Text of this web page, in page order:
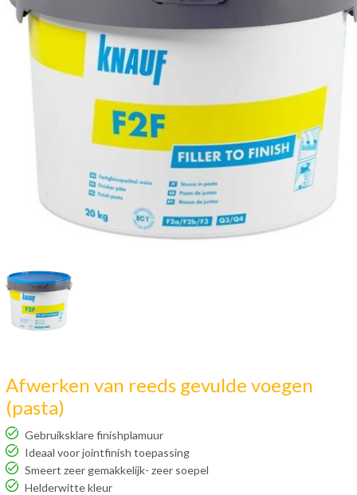
Afwerken van reeds gevulde voegen
(pasta)
Gebruiksklare finishplamuur
Ideaal voor jointfinish toepassing
Smeert zeer gemakkelijk- zeer soepel
Helderwitte kleur